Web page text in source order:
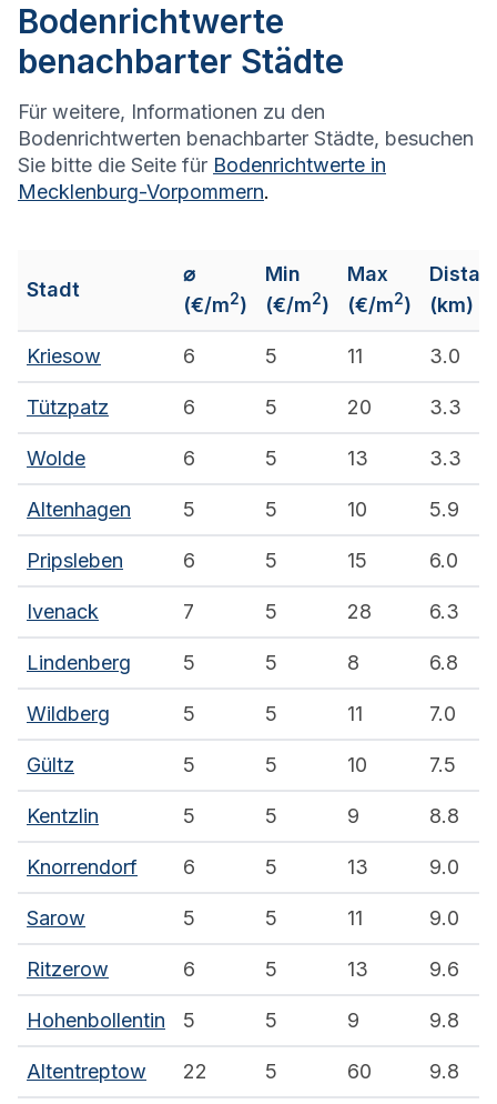
Bodenrichtwerte
benachbarter Städte
Für weitere, Informationen zu den
Bodenrichtwerten benachbarter Städte, besuchen
Sie bitte die Seite für Bodenrichtwerte in
Mecklenburg-Vorpommern.
Stadt
⌀
(€/m2)
Min
(€/m2)
Max
(€/m2)
(km)
Kriesow 6 5 11 3.0
Tützpatz 6 5 20 3.3
Wolde 6 5 13 3.3
Altenhagen 5 5 10 5.9
Pripsleben 6 5 15 6.0
Ivenack 7 5 28 6.3
Lindenberg 5 5 8 6.8
Wildberg 5 5 11 7.0
Gültz 5 5 10 7.5
Kentzlin 5 5 9 8.8
Knorrendorf 6 5 13 9.0
Sarow 5 5 11 9.0
Ritzerow 6 5 13 9.6
Hohenbollentin 5 5 9 9.8
Altentreptow 22 5 60 9.8